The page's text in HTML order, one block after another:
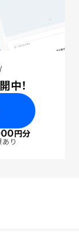
中！
円分
り